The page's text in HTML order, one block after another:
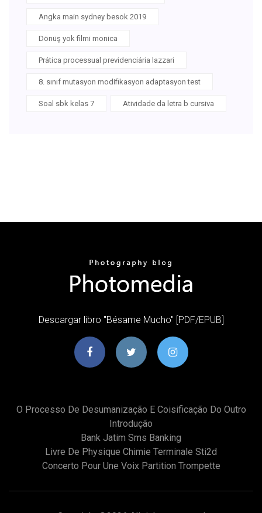
Angka main sydney besok 2019
Dönüş yok filmi monica
Prática processual previdenciária lazzari
8. sınıf mutasyon modifikasyon adaptasyon test
Soal sbk kelas 7 Atividade da letra b cursiva
Descargar libro "Bésame Mucho" [PDF/EPUB]
O Processo De Desumanização E Coisificação Do Outro
Introdução
Bank Jatim Sms Banking
Livre De Physique Chimie Terminale Sti2d
Concerto Pour Une Voix Partition Trompette